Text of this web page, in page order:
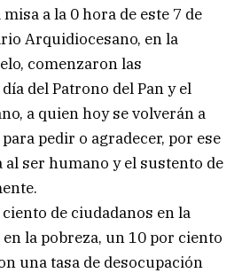
a la 0 hora de este 7 de
Arquidiocesano, en la
comenzaron las
del Patrono del Pan y el
a quien hoy se volverán a
pedir o agradecer, por ese
ser humano y el sustento de
de ciudadanos en la
la pobreza, un 10 por ciento
una tasa de desocupación